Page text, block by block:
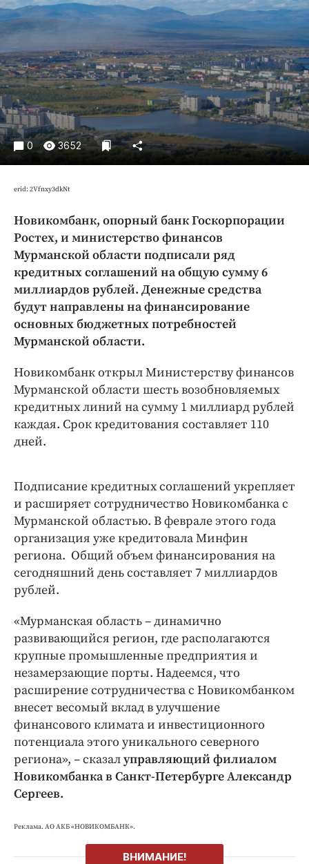
Криминал
Недвижимость и ЖКХ
Образование
Общество
Погода
Праздники
Происшествия
Экономика и бизнес
ПРОЕКТЫ
Блоги
Издания
Медиаперсона
Интересное чтиво
Клиника года
Работодатель года
0 3652
erid: 2Vfnxy3dkNt
Новикомбанк, опорный банк Госкорпорации
Ростех, и министерство финансов
Мурманской области подписали ряд
кредитных соглашений на общую сумму 6
миллиардов рублей. Денежные средства
будут направлены на финансирование
основных бюджетных потребностей
Мурманской области.
Новикомбанк открыл Министерству финансов
Мурманской области шесть возобновляемых
кредитных линий на сумму 1 миллиард рублей
каждая. Срок кредитования составляет 110
дней.
Подписание кредитных соглашений укрепляет
и расширяет сотрудничество Новикомбанка с
Мурманской областью. В феврале этого года
организация уже кредитовала Минфин
региона. Общий объем финансирования на
сегодняшний день составляет 7 миллиардов
рублей.
«Мурманская область – динамично
развивающийся регион, где располагаются
крупные промышленные предприятия и
незамерзающие порты. Надеемся, что
расширение сотрудничества с Новикомбанком
внесет весомый вклад в улучшение
финансового климата и инвестиционного
потенциала этого уникального северного
региона», – сказалуправляющий филиалом
Новикомбанка в Санкт-Петербурге Александр
Сергеев.
Реклама. АО АКБ «НОВИКОМБАНК».
ВНИМАНИЕ!